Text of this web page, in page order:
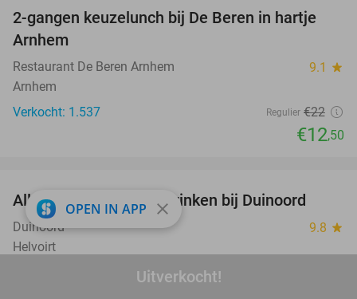
Uitverkocht!
43%
2-gangen keuzelunch bij De Beren in hartje
Arnhem
Restaurant De Beren Arnhem 9.1 star
Arnhem
Verkocht: 1.537
Regulier €22
€12,50
All-in spelen, eten en drinken bij Duinoord
Duinoord 9.8 star
Helvoirt
OPEN IN APP close